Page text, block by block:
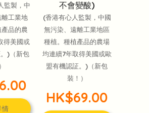
監製，中
工業地
品的農
得美國或
)（新包
情
不會變酸)
(香港有心人監製，中國
無污染、遠離工業地區
種植。種植產品的農場
均連續7年取得美國或歐
盟有機認証。)（新包
裝！）
HK$69.00